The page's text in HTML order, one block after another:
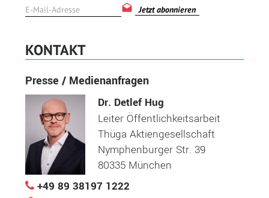
Jetzt abonnieren
KONTAKT
Presse / Medienanfragen
Dr. Detlef Hug
Leiter Öffentlichkeitsarbeit
Thüga Aktiengesellschaft
Nymphenburger Str. 39
80335 München
+49 89 38197 1222